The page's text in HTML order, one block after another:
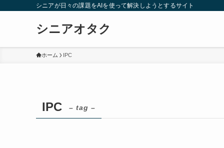
シニアが日々の課題をAIを使って解決しようとするサイト
シニアオタク
ホーム IPC
IPC – tag –